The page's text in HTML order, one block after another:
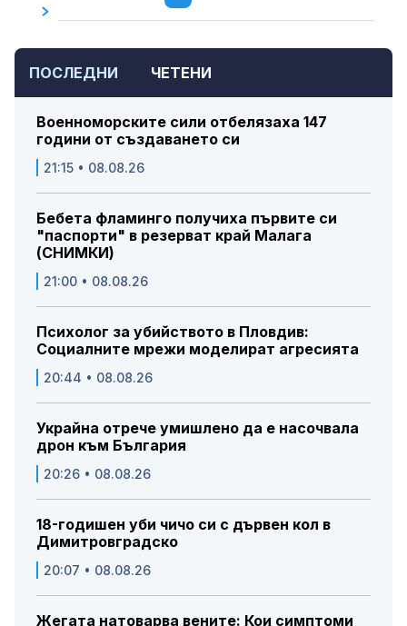
ПОСЛЕДНИ ЧЕТЕНИ
Военноморските сили отбелязаха 147
години от създаването си
21:15 • 08.08.26
Бебета фламинго получиха първите си
"паспорти" в резерват край Малага
(СНИМКИ)
21:00 • 08.08.26
Психолог за убийството в Пловдив:
Социалните мрежи моделират агресията
20:44 • 08.08.26
Украйна отрече умишлено да е насочвала
дрон към България
20:26 • 08.08.26
18-годишен уби чичо си с дървен кол в
Димитровградско
20:07 • 08.08.26
Жегата натоварва вените: Кои симптоми